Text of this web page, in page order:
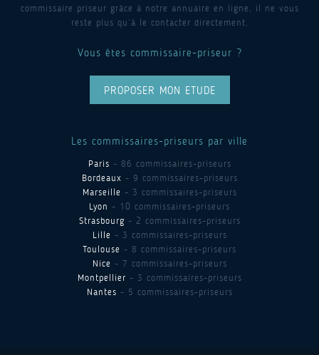
commissaire priseur grâce à notre annuaire en ligne, il ne vous
reste plus qu’à le contacter directement.
Vous êtes commissaire-priseur ?
PROPOSER MON ETUDE
Les commissaires-priseurs par ville
Paris - 86 commissaires-priseurs
Bordeaux - 9 commissaires-priseurs
Marseille - 3 commissaires-priseurs
Lyon - 10 commissaires-priseurs
Strasbourg - 2 commissaires-priseurs
Lille - 3 commissaires-priseurs
Toulouse - 8 commissaires-priseurs
Nice - 7 commissaires-priseurs
Montpellier - 3 commissaires-priseurs
Nantes - 5 commissaires-priseurs